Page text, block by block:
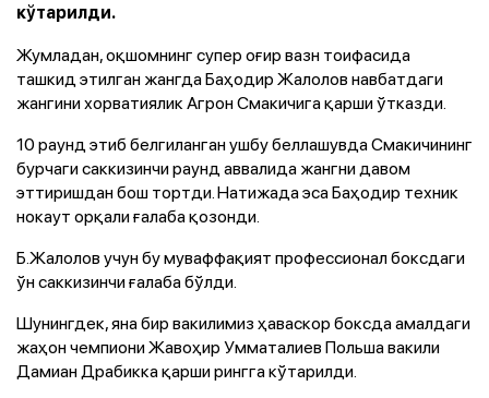
кўтарилди.
Жумладан, оқшомнинг супер оғир вазн тоифасида
ташкид этилган жангда Баҳодир Жалолов навбатдаги
жангини хорватиялик Агрон Смакичига қарши ўтказди.
10 раунд этиб белгиланган ушбу беллашувда Смакичининг
бурчаги саккизинчи раунд аввалида жангни давом
эттиришдан бош тортди. Натижада эса Баҳодир техник
нокаут орқали ғалаба қозонди.
Б.Жалолов учун бу муваффақият профессионал боксдаги
ўн саккизинчи ғалаба бўлди.
Шунингдек, яна бир вакилимиз ҳаваскор боксда амалдаги
жаҳон чемпиони Жавоҳир Умматалиев Польша вакили
Дамиан Драбикка қарши рингга кўтарилди.